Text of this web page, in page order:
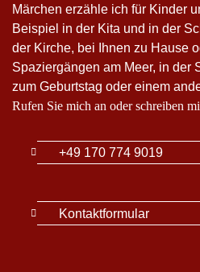
Märchen erzähle ich für Kinder
Beispiel in der Kita und in der
der Kirche, bei Ihnen zu Hause
Spaziergängen am Meer, in der
zum Geburtstag oder einem
Rufen Sie mich an oder schreiben
+49 170 774 9019
Kontaktformular